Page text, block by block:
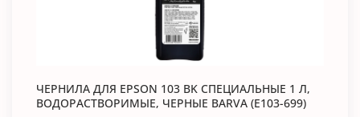
ЧЕРНИЛА ДЛЯ EPSON 103 BK СПЕЦИАЛЬНЫЕ 1 Л,
ВОДОРАСТВОРИМЫЕ, ЧЕРНЫЕ BARVA (E103-699)